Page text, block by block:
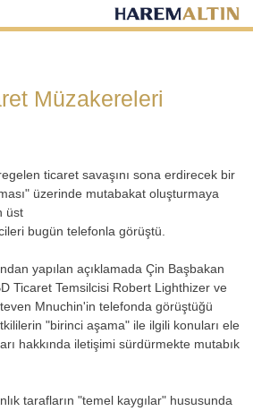
Müzakereleri
ticaret savaşını sona erdirecek bir
üzerinde mutabakat oluşturmaya
üst
bugün telefonla görüştü.
yapılan açıklamada Çin Başbakan
Ticaret Temsilcisi Robert Lighthizer ve
Mnuchin'in telefonda görüştüğü
"birinci aşama" ile ilgili konuları ele
hakkında iletişimi sürdürmekte mutabık
tarafların "temel kaygılar" hususunda